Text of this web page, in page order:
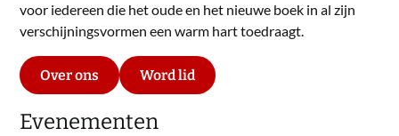
voor iedereen die het oude en het nieuwe boek in al zijn
verschijningsvormen een warm hart toedraagt.
Over ons Word lid
Evenementen